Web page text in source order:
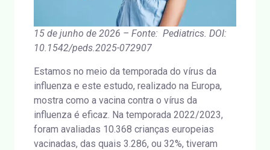
15 de junho de 2026 – Fonte: Pediatrics. DOI:
10.1542/peds.2025-072907
Estamos no meio da temporada do vírus da
influenza e este estudo, realizado na Europa,
mostra como a vacina contra o vírus da
influenza é eficaz. Na temporada 2022/2023,
foram avaliadas 10.368 crianças europeias
vacinadas, das quais 3.286, ou 32%, tiveram